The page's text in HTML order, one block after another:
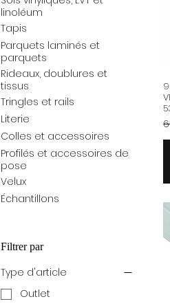
linoléum
Tapis
Parquets laminés et
parquets
Rideaux, doublures et
tissus
Tringles et rails
Literie
Colles et accessoires
Profilés et accessoires de
pose
Velux
Échantillons
Filtrer par
Type d'article
Outlet